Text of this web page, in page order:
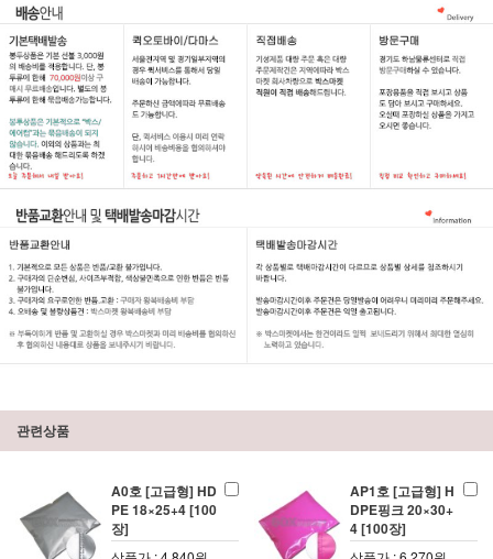
관련상품
A0호 [고급형] HD
PE 18×25+4 [100
장]
AP1호 [고급형] H
DPE핑크 20×30+
4 [100장]